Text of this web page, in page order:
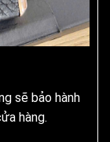
sẽ bảo hành
hàng.